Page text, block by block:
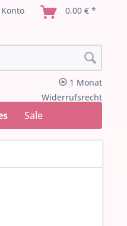
0,00 € *
1 Monat
Widerrufsrecht
Sale